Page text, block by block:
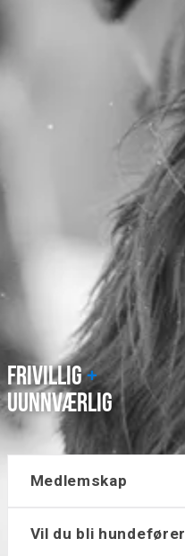
FRIVILLIG+
UUNNVÆRLIG
Medlemskap
Vil du bli hundefører